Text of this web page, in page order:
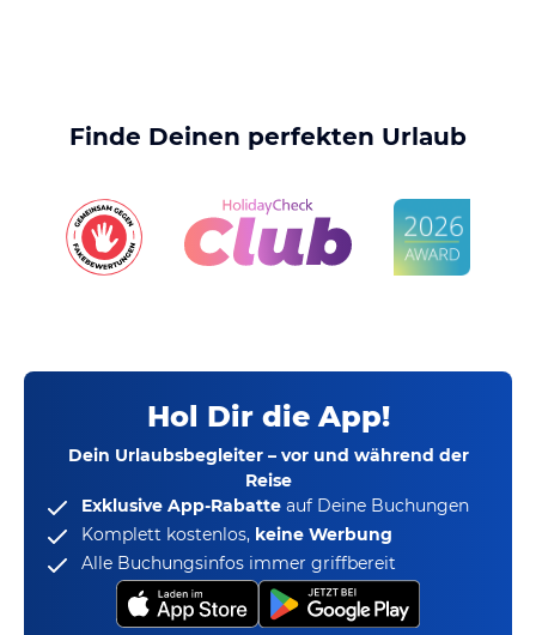
Finde Deinen perfekten Urlaub
Hol Dir die App!
Dein Urlaubsbegleiter – vor und während der
Reise
Exklusive App-Rabatte auf Deine Buchungen
Komplett kostenlos, keine Werbung
Alle Buchungsinfos immer griffbereit